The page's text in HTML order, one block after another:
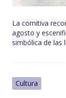
La comitiva
agosto y
simbólica de las
Cultura